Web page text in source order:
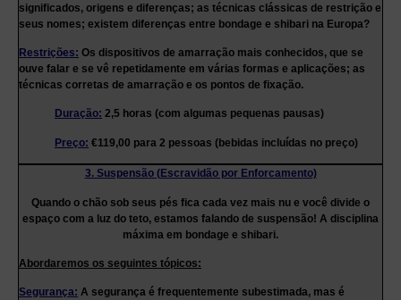
significados, origens e diferenças; as técnicas clássicas de restrição e
seus nomes; existem diferenças entre bondage e shibari na Europa?
Restrições: Os dispositivos de amarração mais conhecidos, que se
ouve falar e se vê repetidamente em várias formas e aplicações; as
técnicas corretas de amarração e os pontos de fixação.
Duração: 2,5 horas (com algumas pequenas pausas)
Preço: €119,00 para 2 pessoas (bebidas incluídas no preço)
3. Suspensão (Escravidão por Enforcamento)
Quando o chão sob seus pés fica cada vez mais nu e você divide o
espaço com a luz do teto, estamos falando de suspensão! A disciplina
máxima em bondage e shibari.
Abordaremos os seguintes tópicos:
Segurança: A segurança é frequentemente subestimada, mas é